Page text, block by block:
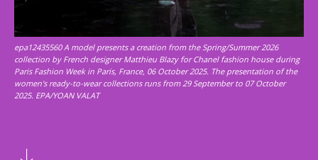
epa12435560 A model presents a creation from the Spring/Summer 2026
collection by French designer Matthieu Blazy for Chanel fashion house during
Paris Fashion Week in Paris, France, 06 October 2025. The presentation of the
women's ready-to-wear collections runs from 29 September to 07 October
2025. EPA/YOAN VALAT